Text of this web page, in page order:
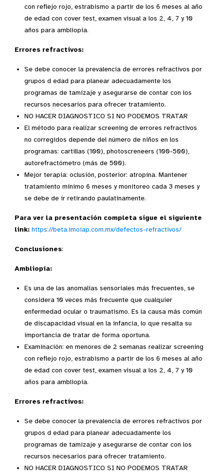
con reflejo rojo, estrabismo a partir de los 6 meses al año
de edad con cover test, examen visual a los 2, 4, 7 y 10
años para ambliopía.
Errores refractivos:
Se debe conocer la prevalencia de errores refractivos por
grupos d edad para planear adecuadamente los
programas de tamizaje y asegurarse de contar con los
recursos necesarios para ofrecer tratamiento.
NO HACER DIAGNOSTICO SI NO PODEMOS TRATAR
El método para realizar screening de errores refractivos
no corregidos depende del número de niños en los
programas: cartillas (100), photoscreneers (100-500),
autorefractómetro (más de 500).
Mejor terapia: oclusión, posterior: atropina. Mantener
tratamiento mínimo 6 meses y monitoreo cada 3 meses y
se debe de ir retirando paulatinamente.
Para ver la presentación completa sigue el siguiente
link: https://beta.imoiap.com.mx/defectos-refractivos/
Conclusiones:
Ambliopía:
Es una de las anomalías sensoriales más frecuentes, se
considera 10 veces más frecuente que cualquier
enfermedad ocular o traumatismo. Es la causa más común
de discapacidad visual en la infancia, lo que resalta su
importancia de tratar de forma oportuna.
Examinación: en menores de 2 semanas realizar screening
con reflejo rojo, estrabismo a partir de los 6 meses al año
de edad con cover test, examen visual a los 2, 4, 7 y 10
años para ambliopía.
Errores refractivos:
Se debe conocer la prevalencia de errores refractivos por
grupos d edad para planear adecuadamente los
programas de tamizaje y asegurarse de contar con los
recursos necesarios para ofrecer tratamiento.
NO HACER DIAGNOSTICO SI NO PODEMOS TRATAR